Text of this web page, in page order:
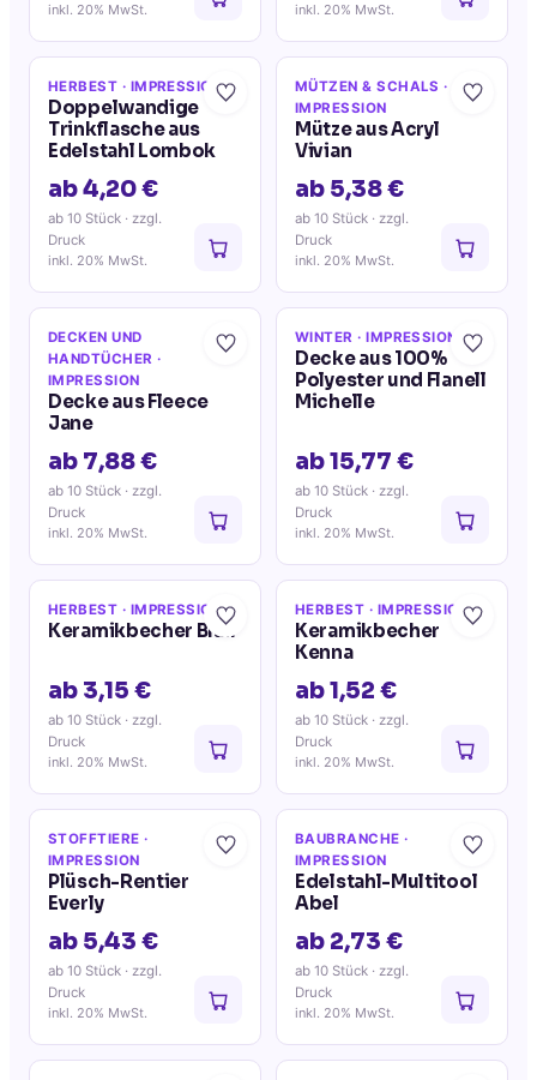
inkl. 20% MwSt.
inkl. 20% MwSt.
HERBEST · IMPRESSION
Doppelwandige
Trinkflasche aus
Edelstahl Lombok
ab 4,20 €
ab 10 Stück · zzgl.
Druck
inkl. 20% MwSt.
MÜTZEN & SCHALS ·
IMPRESSION
Mütze aus Acryl
Vivian
ab 5,38 €
ab 10 Stück · zzgl.
Druck
inkl. 20% MwSt.
DECKEN UND
HANDTÜCHER ·
IMPRESSION
Decke aus Fleece
Jane
ab 7,88 €
ab 10 Stück · zzgl.
Druck
inkl. 20% MwSt.
WINTER · IMPRESSION
Decke aus 100%
Polyester und Flanell
Michelle
ab 15,77 €
ab 10 Stück · zzgl.
Druck
inkl. 20% MwSt.
HERBEST · IMPRESSION
Keramikbecher Blair
ab 3,15 €
ab 10 Stück · zzgl.
Druck
inkl. 20% MwSt.
HERBEST · IMPRESSION
Keramikbecher
Kenna
ab 1,52 €
ab 10 Stück · zzgl.
Druck
inkl. 20% MwSt.
STOFFTIERE ·
IMPRESSION
Plüsch-Rentier
Everly
ab 5,43 €
ab 10 Stück · zzgl.
Druck
inkl. 20% MwSt.
BAUBRANCHE ·
IMPRESSION
Edelstahl-Multitool
Abel
ab 2,73 €
ab 10 Stück · zzgl.
Druck
inkl. 20% MwSt.